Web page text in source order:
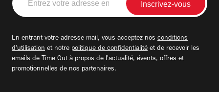
votre
adresse
En entrant votre adresse mail, vous acceptez nos conditions
d'utilisation et notre politique de confidentialité et de recevoir les
emails de Time Out à propos de l'actualité, évents, offres et
promotionnelles de nos partenaires.